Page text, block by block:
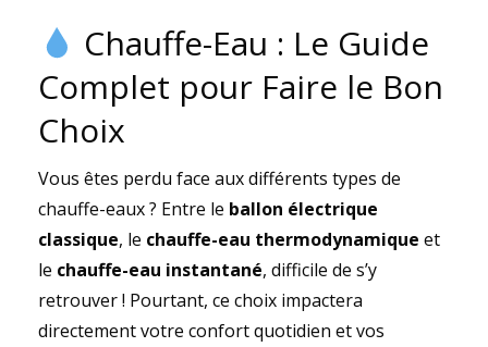
Chauffe-Eau : Le Guide
Complet pour Faire le Bon
Choix
Vous êtes perdu face aux différents types de
chauffe-eaux ? Entre le ballon électrique
classique, le chauffe-eau thermodynamique et
le chauffe-eau instantané, difficile de s’y
retrouver ! Pourtant, ce choix impactera
directement votre confort quotidien et vos